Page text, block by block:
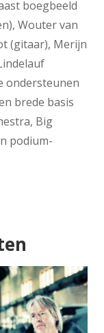
boegbeeld
Wouter van
(gitaar), Merijn
ondersteunen
brede basis
Big
podium-